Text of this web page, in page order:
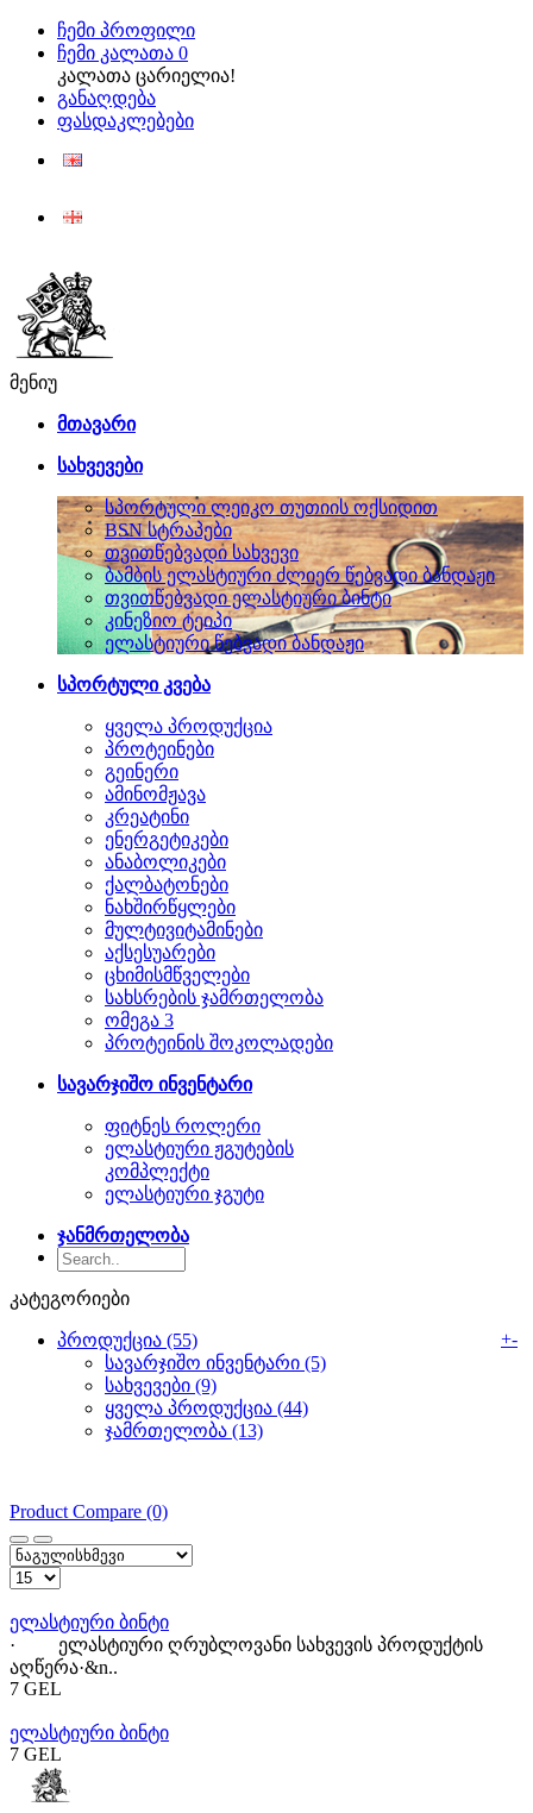
ჩემი პროფილი
ჩემი კალათა 0
კალათა ცარიელია!
განაღდება
ფასდაკლებები
მენიუ
მთავარი
სახვევები
სპორტული ლეიკო თუთიის ოქსიდით
BSN სტრაპები
თვითწებვადი სახვევი
ბამბის ელასტიური ძლიერ წებვადი ბანდაჟი
თვითწებვადი ელასტიური ბინტი
კინეზიო ტეიპი
ელასტიური წებვადი ბანდაჟი
სპორტული კვება
ყველა პროდუქცია
პროტეინები
გეინერი
ამინომჟავა
კრეატინი
ენერგეტიკები
ანაბოლიკები
ქალბატონები
ნახშირწყლები
მულტივიტამინები
აქსესუარები
ცხიმისმწველები
სახსრების ჯამრთელობა
ომეგა 3
პროტეინის შოკოლადები
სავარჯიშო ინვენტარი
ფიტნეს როლერი
ელასტიური ჟგუტების
კომპლექტი
ელასტიური ჯგუტი
ჯანმრთელობა
კატეგორიები
პროდუქცია (55) +-
სავარჯიშო ინვენტარი (5)
სახვევები (9)
ყველა პროდუქცია (44)
ჯამრთელობა (13)
Product Compare (0)
ელასტიური ბინტი
· ელასტიური ღრუბლოვანი სახვევის პროდუქტის
აღწერა·&n..
7 GEL
ელასტიური ბინტი
7 GEL